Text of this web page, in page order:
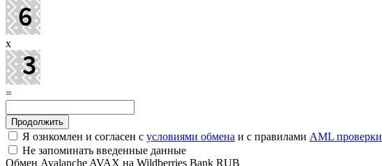
x
=
Я ознкомлен и согласен с условиями обмена и с правилами AML проверки
Не запоминать введенные данные
Обмен Avalanche AVAX на Wildberries Bank RUB